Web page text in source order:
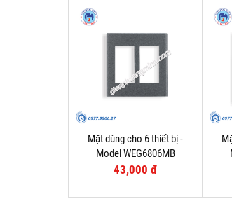
Mặt dùng cho 6 thiết bị -
Model WEG6806MB
43,000 đ